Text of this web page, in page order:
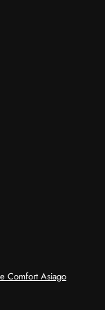
Comfort Asiago